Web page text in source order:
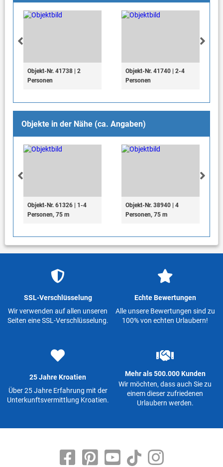
Objekt-Nr. 41738 | 2
Personen
Objekt-Nr. 41740 | 2-4
Personen
Objekte in der Nähe (ca. Angaben)
Objekt-Nr. 61326 | 1-4
Personen, 75 m
Objekt-Nr. 38940 | 4
Personen, 75 m
SSL-Verschlüsselung
Wir verwenden auf allen unseren
Seiten eine SSL-Verschlüsselung.
Echte Bewertungen
Alle unsere Bewertungen sind zu
100% von echten Urlaubern!
25 Jahre Kroatien
Über 25 Jahre Erfahrung mit der
Unterkunftsvermittlung Kroatien.
Mehr als 500.000 Kunden
Wir möchten, dass auch Sie zu
einem dieser zufriedenen
Urlaubern werden.